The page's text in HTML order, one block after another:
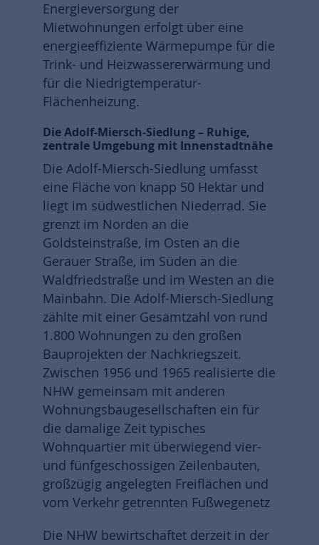
Energieversorgung der
Mietwohnungen erfolgt über eine
energieeffiziente Wärmepumpe für die
Trink- und Heizwassererwärmung und
für die Niedrigtemperatur-
Flächenheizung.
Die Adolf-Miersch-Siedlung – Ruhige,
zentrale Umgebung mit Innenstadtnähe
Die Adolf-Miersch-Siedlung umfasst
eine Fläche von knapp 50 Hektar und
liegt im südwestlichen Niederrad. Sie
grenzt im Norden an die
Goldsteinstraße, im Osten an die
Gerauer Straße, im Süden an die
Waldfriedstraße und im Westen an die
Mainbahn. Die Adolf-Miersch-Siedlung
zählte mit einer Gesamtzahl von rund
1.800 Wohnungen zu den großen
Bauprojekten der Nachkriegszeit.
Zwischen 1956 und 1965 realisierte die
NHW gemeinsam mit anderen
Wohnungsbaugesellschaften ein für
die damalige Zeit typisches
Wohnquartier mit überwiegend vier-
und fünfgeschossigen Zeilenbauten,
großzügig angelegten Freiflächen und
vom Verkehr getrennten Fußwegenetz
Die NHW bewirtschaftet derzeit in der